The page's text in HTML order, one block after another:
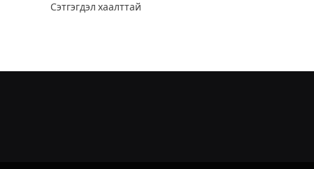
Сэтгэгдэл хаалттай